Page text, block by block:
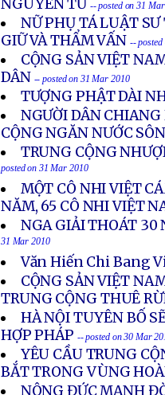
NGUYÊN TỬ -- posted on 31
NỮ PHỤ TÁ LUẬT
GIỮ VÀ THẨM VẤN --
CỘNG SẢN VIỆT
DÂN -- posted on 31 Mar 2010
TƯỢNG PHẬT DÀI
NGƯỜI DÂN
CỘNG NGĂN NƯỚC
TRUNG CỘNG
posted on 31 Mar 2010
MỘT CÔ NHI VIỆT
NĂM, 65 CÔ NHI VIỆT
NGA GIẢI THOÁT 30
31 Mar 2010
Văn Hiến Chi Bang
CỘNG SẢN VIỆT
TRUNG CỘNG THUÊ
HÀ NỘI TUYÊN BỐ
HỢP PHÁP -- posted on 30 Mar
YÊU CẦU TRUNG
BẮT TRONG VÙNG
NÔNG ĐỨC MẠNH